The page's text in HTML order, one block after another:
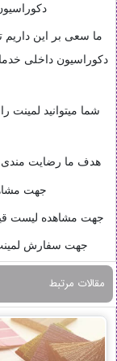
ما سعی بر این داریم
دکوراسیون داخلی
شما میتوانید لمینت
هدف ما رضایت مندی
جهت
جهت مشاهده لیست
جهت سفارش
مقالات مرتبط